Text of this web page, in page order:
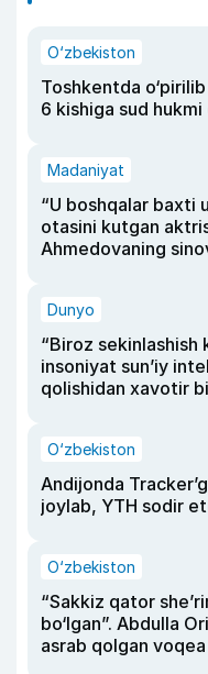
O‘zbekiston
Toshkentda
6 kishiga sud hukmi
Madaniyat
“U boshqalar baxti
otasini kutgan
Ahmedovaning
Dunyo
“Biroz sekinlashish
insoniyat sun’iy
qolishidan xavotir
O‘zbekiston
Andijonda
joylab, YTH sodir
O‘zbekiston
“Sakkiz qator
bo‘lgan”. Abdulla
asrab qolgan voqea